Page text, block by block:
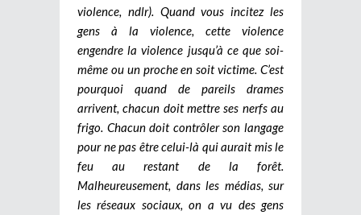
violence, ndlr). Quand vous incitez les
gens à la violence, cette violence
engendre la violence jusqu’à ce que soi-
même ou un proche en soit victime. C’est
pourquoi quand de pareils drames
arrivent, chacun doit mettre ses nerfs au
frigo. Chacun doit contrôler son langage
pour ne pas être celui-là qui aurait mis le
feu au restant de la forêt.
Malheureusement, dans les médias, sur
les réseaux sociaux, on a vu des gens